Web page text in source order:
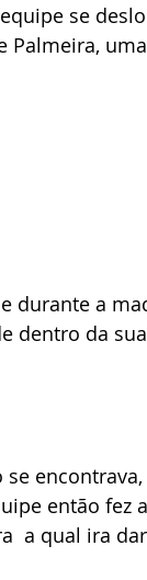
se
Palmeira,
durante a
dentro da
então fez
a qual ira